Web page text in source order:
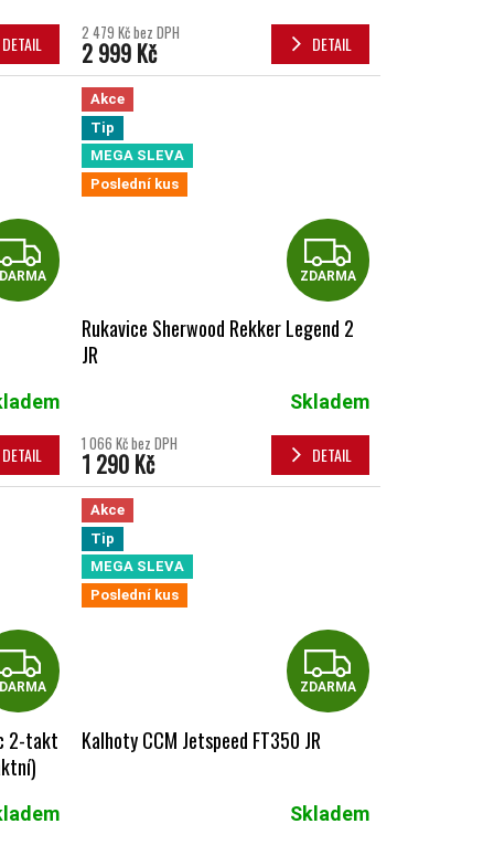
DETAIL 2 479 Kč bez DPH
2 999 Kč DETAIL
ZDARMA
DETAIL
Akce
Tip
MEGA SLEVA
Poslední kus
ZDARMA
Rukavice Sherwood Rekker Legend 2
JR
Skladem
1 066 Kč bez DPH
1 290 Kč DETAIL
ZDARMA
2-takt
Akce
Tip
MEGA SLEVA
Poslední kus
ZDARMA
Kalhoty CCM Jetspeed FT350 JR
Skladem